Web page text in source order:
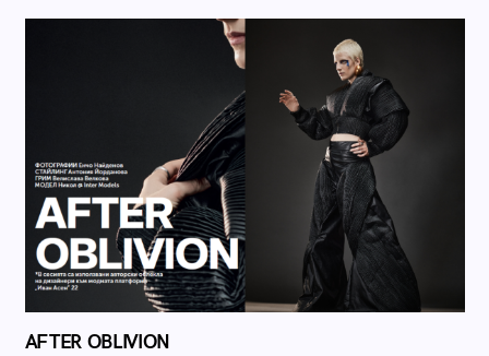
AFTER OBLIVION